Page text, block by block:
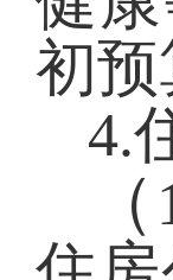
初
4.
（